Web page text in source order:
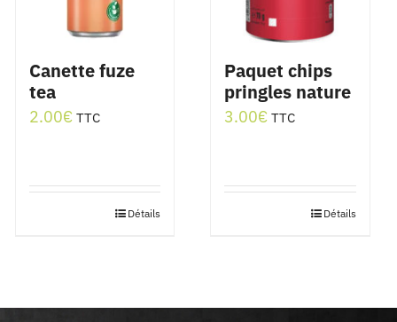
Canette fuze
tea
2.00€ TTC
Détails
Paquet chips
pringles nature
3.00€ TTC
Détails